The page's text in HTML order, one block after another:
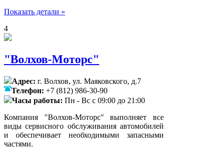
Показать детали »
4
"Волхов-Моторс"
Адрес: г. Волхов, ул. Маяковского, д.7
Телефон: +7 (812) 986-30-90
Часы работы: Пн - Вс с 09:00 до 21:00
Компания "Волхов-Моторс" выполняет все
виды сервисного обслуживания автомобилей
и обеспечивает необходимыми запасными
частями.